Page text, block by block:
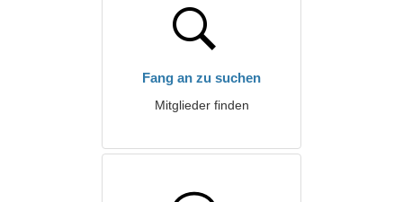
Fang an zu suchen
Mitglieder finden